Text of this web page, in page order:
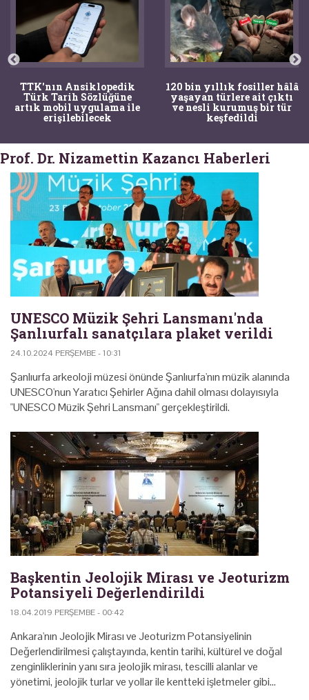
TTK'nın Ansiklopedik
Türk Tarih Sözlüğüne
artık mobil uygulama ile
erişilebilecek
120 bin yıllık fosiller hâlâ
yaşayan türlere ait çıktı
ve nesli kurumuş bir tür
keşfedildi
Prof. Dr. Nizamettin Kazancı Haberleri
UNESCO Müzik Şehri Lansmanı'nda
Şanlıurfalı sanatçılara plaket verildi
24.10.2024 PERŞEMBE - 10:31
Şanlıurfa arkeoloji müzesi önünde Şanlıurfa'nın müzik alanında
UNESCO'nun Yaratıcı Şehirler Ağına dahil olması dolayısıyla
"UNESCO Müzik Şehri Lansmanı" gerçekleştirildi.
Başkentin Jeolojik Mirası ve Jeoturizm
Potansiyeli Değerlendirildi
18.04.2019 PERŞEMBE - 00:42
Ankara'nın Jeolojik Mirası ve Jeoturizm Potansiyelinin
Değerlendirilmesi çalıştayında, kentin tarihi, kültürel ve doğal
zenginliklerinin yanı sıra jeolojik mirası, tescilli alanlar ve
yönetimi, jeolojik turlar ve yollar ile kentteki işletmeler gibi…